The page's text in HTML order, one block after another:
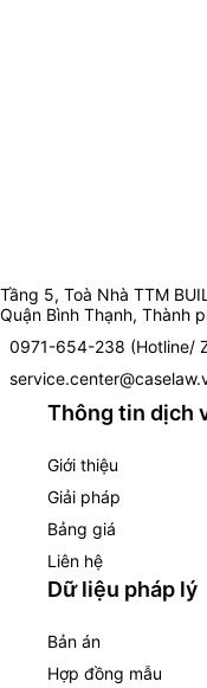
Tầng 5, Toà Nhà TTM
Quận Bình Thạnh, Thành
0971-654-238 (Hotline/
Thông tin dịch
Giới thiệu
Giải pháp
Bảng giá
Liên hệ
Dữ liệu pháp lý
Bản án
Hợp đồng mẫu